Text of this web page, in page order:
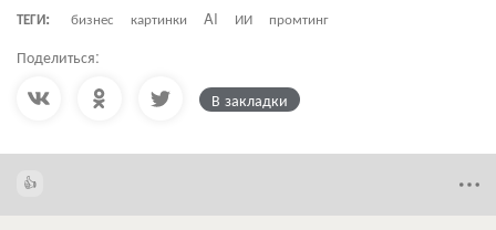
ТЕГИ:
бизнес картинки AI ИИ промтинг
Поделиться:
В закладки